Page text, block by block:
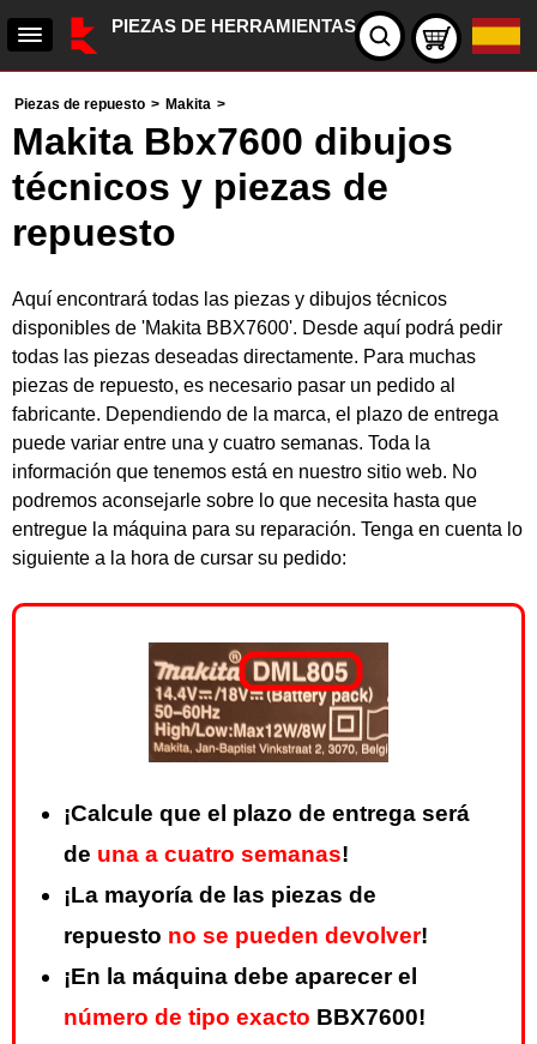
PIEZAS DE HERRAMIENTAS
Piezas de repuesto > Makita >
Makita Bbx7600 dibujos
técnicos y piezas de
repuesto
Aquí encontrará todas las piezas y dibujos técnicos
disponibles de 'Makita BBX7600'. Desde aquí podrá pedir
todas las piezas deseadas directamente. Para muchas
piezas de repuesto, es necesario pasar un pedido al
fabricante. Dependiendo de la marca, el plazo de entrega
puede variar entre una y cuatro semanas. Toda la
información que tenemos está en nuestro sitio web. No
podremos aconsejarle sobre lo que necesita hasta que
entregue la máquina para su reparación. Tenga en cuenta lo
siguiente a la hora de cursar su pedido:
¡Calcule que el plazo de entrega será
de una a cuatro semanas!
¡La mayoría de las piezas de
repuesto no se pueden devolver!
¡En la máquina debe aparecer el
número de tipo exacto BBX7600!